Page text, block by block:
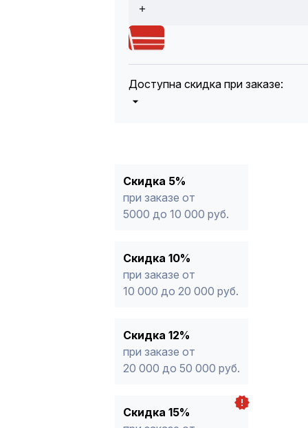
Доступна скидка при заказе:
* -Для заказов, состоящих
продукции, максимальная скидка
Скидка 5%
при заказе от
5000 до 10 000 руб.
Скидка 10%
при заказе от
10 000 до 20 000 руб.
Скидка 12%
при заказе от
20 000 до 50 000 руб.
Скидка 15%